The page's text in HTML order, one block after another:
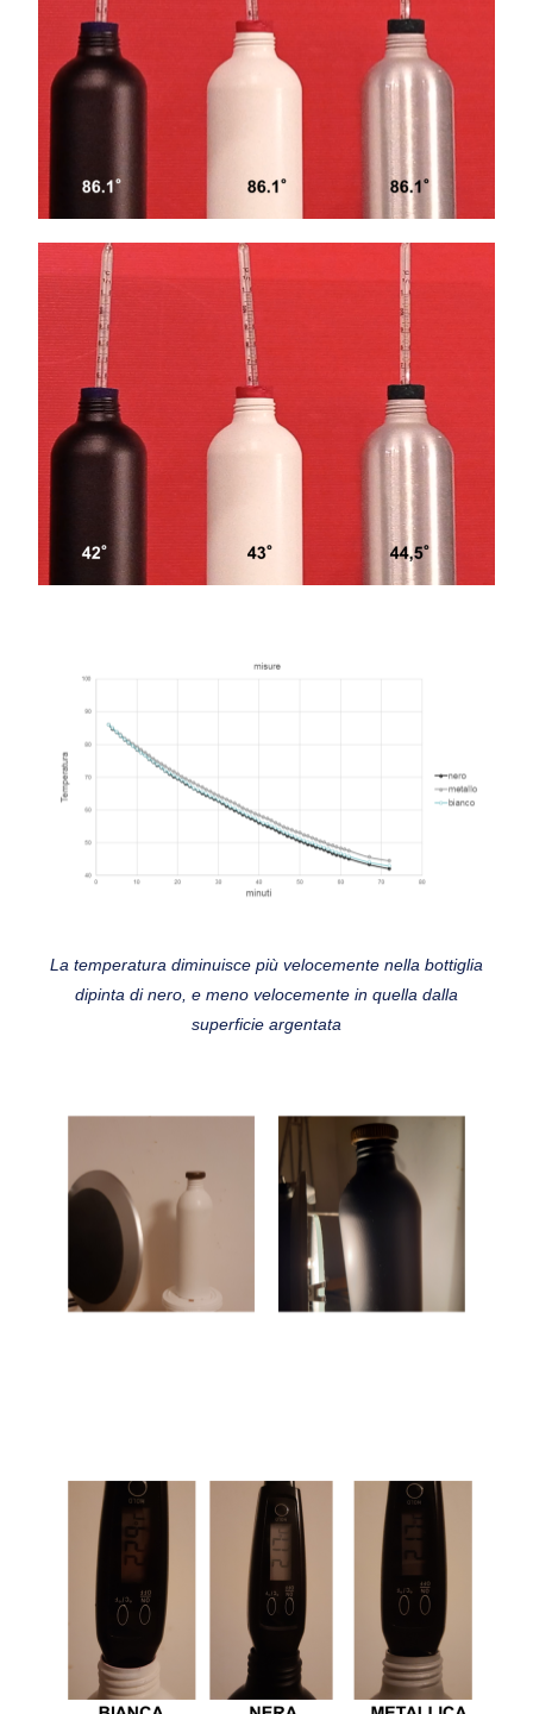
La temperatura diminuisce più velocemente nella bottiglia
dipinta di nero, e meno velocemente in quella dalla
superficie argentata